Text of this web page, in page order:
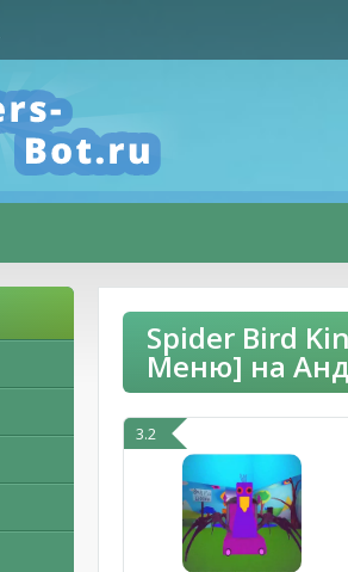
Spider Bird
Меню] на
3.2